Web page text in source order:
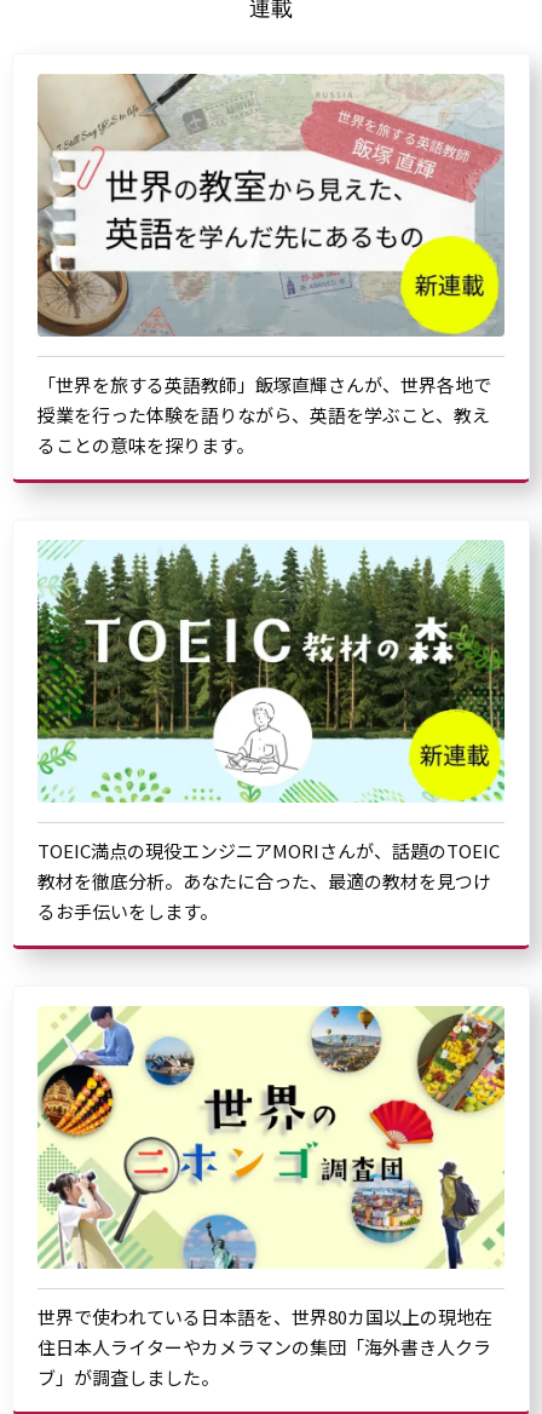
連載
「世界を旅する英語教師」飯塚直輝さんが、世界各地で
授業を行った体験を語りながら、英語を学ぶこと、教え
ることの意味を探ります。
TOEIC満点の現役エンジニアMORIさんが、話題のTOEIC
教材を徹底分析。あなたに合った、最適の教材を見つけ
るお手伝いをします。
世界で使われている日本語を、世界80カ国以上の現地在
住日本人ライターやカメラマンの集団「海外書き人クラ
ブ」が調査しました。